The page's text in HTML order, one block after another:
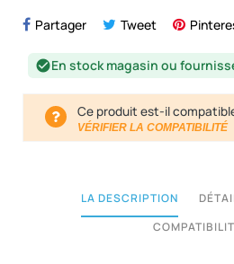
Partager Tweet
check_circleEn stock magasin ou
Ce produit est-il
VÉRIFIER LA COMPATIBILITÉ
LA DESCRIPTION